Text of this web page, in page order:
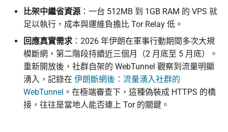
比架中繼省資源 ：一台 512MB 到 1GB RAM 的 VPS 就
足以執行，成本與運維負擔比 Tor Relay 低。
回應真實需求 ：2026 年伊朗在軍事行動期間多次大規
模斷網，第二階段持續近三個月（2 月底至 5 月底）。
重新開放後，社群自架的 WebTunnel 觀察到流量明顯
湧入，記錄在 伊朗斷網後：流量湧入社群的
WebTunnel 。在極端審查下，這種偽裝成 HTTPS 的橋
接，往往是當地人能否連上 Tor 的關鍵。